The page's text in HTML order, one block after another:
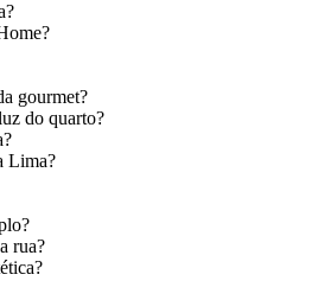
gourmet?
do quarto?
Lima?
rua?